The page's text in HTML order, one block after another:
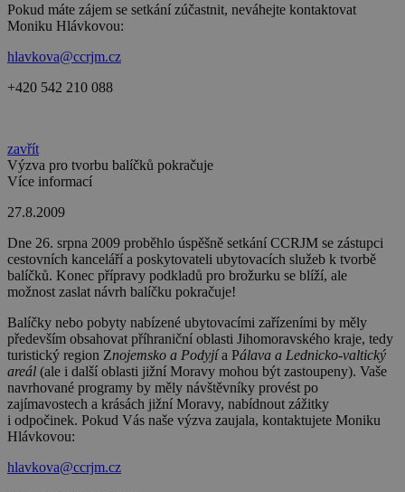
Pokud máte zájem se setkání zúčastnit, neváhejte kontaktovat
Moniku Hlávkovou:
hlavkova@ccrjm.cz
+420 542 210 088
zavřít
Výzva pro tvorbu balíčků pokračuje
Více informací
27.8.2009
Dne 26. srpna 2009 proběhlo úspěšně setkání CCRJM se zástupci
cestovních kanceláří a poskytovateli ubytovacích služeb k tvorbě
balíčků. Konec přípravy podkladů pro brožurku se blíží, ale
možnost zaslat návrh balíčku pokračuje!
Balíčky nebo pobyty nabízené ubytovacími zařízeními by měly
především obsahovat příhraniční oblasti Jihomoravského kraje, tedy
turistický region Znojemsko a Podyjía Pálava a Lednicko-valtický
areál (ale i další oblasti jižní Moravy mohou být zastoupeny). Vaše
navrhované programy by měly návštěvníky provést po
zajímavostech a krásách jižní Moravy, nabídnout zážitky
i odpočinek. Pokud Vás naše výzva zaujala, kontaktujete Moniku
Hlávkovou:
hlavkova@ccrjm.cz